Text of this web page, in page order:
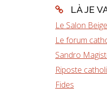
LÀ JE
Le Salon Beige
Le forum
Sandro
Riposte
Fides